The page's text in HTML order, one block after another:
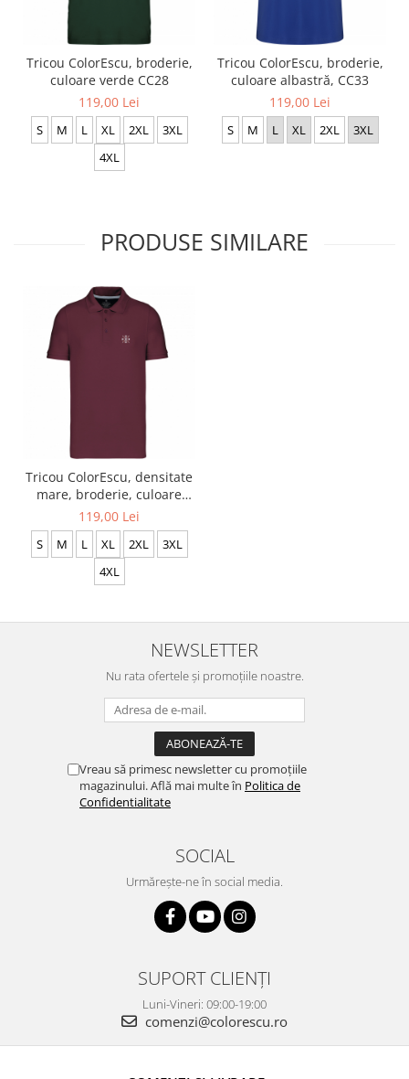
Tricou ColorEscu, broderie,
culoare verde CC28
119,00 Lei
S M L XL 2XL
3XL
4XL
Tricou ColorEscu, broderie,
culoare albastră, CC33
119,00 Lei
S M L XL 2XL 3XL
PRODUSE SIMILARE
Tricou ColorEscu, densitate
mare, broderie, culoare
vișiniu închis, CC35
119,00 Lei
S M L XL 2XL
3XL
4XL
NEWSLETTER
Nu rata ofertele și promoțiile noastre.
Vreau să primesc newsletter cu promoțiile
magazinului. Află mai multe în Politica de
Confidentialitate
SOCIAL
Urmărește-ne în social media.
SUPORT CLIENȚI
Luni-Vineri: 09:00-19:00
comenzi@colorescu.ro